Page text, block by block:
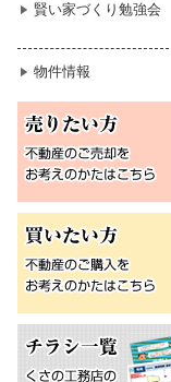
賢い家づくり勉強会
物件情報